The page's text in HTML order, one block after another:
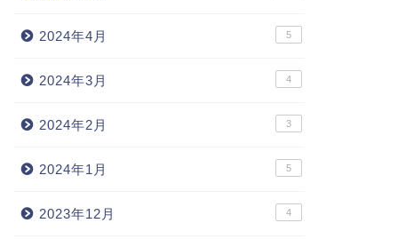
2024年4月 5
2024年3月 4
2024年2月 3
2024年1月 5
2023年12月 4